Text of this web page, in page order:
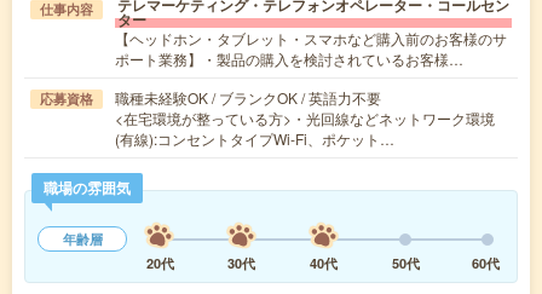
仕事内容 テレマーケティング・テレフォンオペレーター・コールセン
ター
【ヘッドホン・タブレット・スマホなど購入前のお客様のサ
ポート業務】・製品の購入を検討されているお客様…
応募資格
職種未経験OK / ブランクOK / 英語力不要
<在宅環境が整っている方>・光回線などネットワーク環境
(有線):コンセントタイプWi-Fi、ポケット…
職場の雰囲気
年齢層
20代
30代 40代 50代 60代